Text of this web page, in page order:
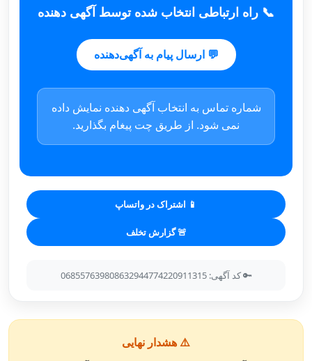
📞 راه ارتباطی انتخاب شده توسط آگهی دهنده
💬 ارسال پیام به آگهی‌دهنده
شماره تماس به انتخاب آگهی دهنده نمایش داده
نمی شود. از طریق چت پیغام بگذارید.
📱 اشتراک در واتساپ
🚨 گزارش تخلف
🔑 کد آگهی: 068557639808632944774220911315
⚠️ هشدار نهایی